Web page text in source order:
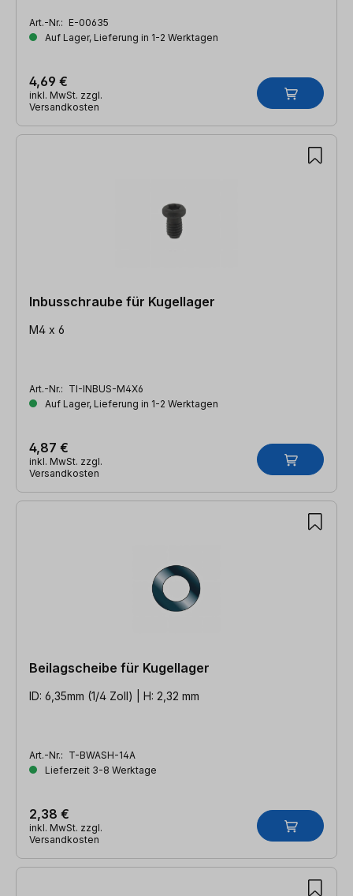
Art.-Nr.: E-00635
Auf Lager, Lieferung in 1-2 Werktagen
4,69 €
inkl. MwSt. zzgl.
Versandkosten
Inbusschraube für Kugellager
M4 x 6
Art.-Nr.: TI-INBUS-M4X6
Auf Lager, Lieferung in 1-2 Werktagen
4,87 €
inkl. MwSt. zzgl.
Versandkosten
Beilagscheibe für Kugellager
ID: 6,35mm (1/4 Zoll) | H: 2,32 mm
Art.-Nr.: T-BWASH-14A
Lieferzeit 3-8 Werktage
2,38 €
inkl. MwSt. zzgl.
Versandkosten